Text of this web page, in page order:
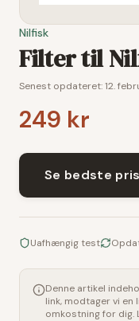
Nilfisk
Filter til
Senest opdateret:12.
249 kr
Se bedste pris
Uafhængig test
Denne artikel
link, modtager vi en
omkostning for dig.